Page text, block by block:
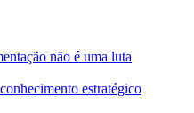
não é uma luta
estratégico